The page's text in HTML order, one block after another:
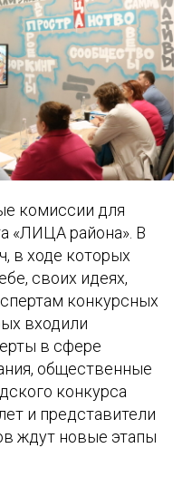
комиссии для
«ЛИЦА района». В
в ходе которых
своих идеях,
конкурсных
входили
в сфере
общественные
конкурса
и представители
ждут новые этапы